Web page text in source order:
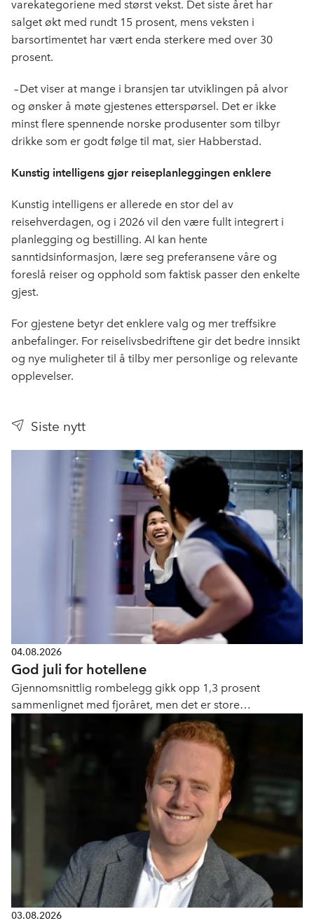
varekategoriene med størst vekst. Det siste året har
salget økt med rundt 15 prosent, mens veksten i
barsortimentet har vært enda sterkere med over 30
prosent.
–Det viser at mange i bransjen tar utviklingen på alvor
og ønsker å møte gjestenes etterspørsel. Det er ikke
minst flere spennende norske produsenter som tilbyr
drikke som er godt følge til mat, sier Habberstad.
Kunstig intelligens gjør reiseplanleggingen enklere
Kunstig intelligens er allerede en stor del av
reisehverdagen, og i 2026 vil den være fullt integrert i
planlegging og bestilling. AI kan hente
sanntidsinformasjon, lære seg preferansene våre og
foreslå reiser og opphold som faktisk passer den enkelte
gjest.
For gjestene betyr det enklere valg og mer treffsikre
anbefalinger. For reiselivsbedriftene gir det bedre innsikt
og nye muligheter til å tilby mer personlige og relevante
opplevelser.
Siste nytt
04.08.2026
God juli for hotellene
Gjennomsnittlig rombelegg gikk opp 1,3 prosent
sammenlignet med fjoråret, men det er store
geografiske forskjeller.
03.08.2026